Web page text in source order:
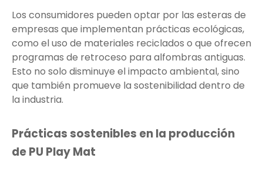
Los consumidores pueden optar por las esteras de
empresas que implementan prácticas ecológicas,
como el uso de materiales reciclados o que ofrecen
programas de retroceso para alfombras antiguas.
Esto no solo disminuye el impacto ambiental, sino
que también promueve la sostenibilidad dentro de
la industria.
Prácticas sostenibles en la producción
de PU Play Mat